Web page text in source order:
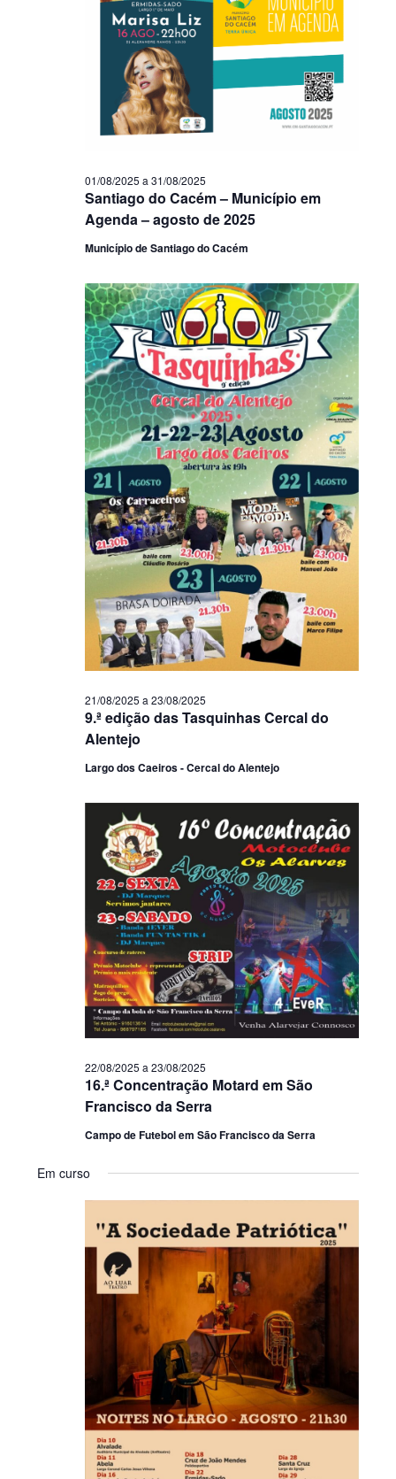
Santiago do Cacém – Município em
Agenda – agosto de 2025
01/08/2025 a 31/08/2025
Município de Santiago do Cacém
9.ª edição das Tasquinhas Cercal do
Alentejo
21/08/2025 a 23/08/2025
Largo dos Caeiros - Cercal do Alentejo
16.ª Concentração Motard em São
Francisco da Serra
22/08/2025 a23/08/2025
Campo de Futebol em São Francisco da Serra
Em curso